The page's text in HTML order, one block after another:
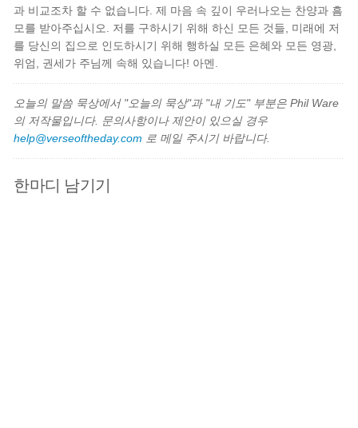
과 비교조차 할 수 없습니다. 제 마음 속 깊이 우러나오는 찬양과 흠
모를 받아주십시오. 저를 구하시기 위해 하신 모든 것들, 미래에 저
를 당신의 집으로 인도하시기 위해 행하실 모든 은혜와 모든 영광,
위엄, 권세가 주님께 속해 있습니다! 아멘.
오늘의 말씀 묵상에서 "오늘의 묵상"과 "내 기도" 부분은 Phil Ware
의 저작물입니다. 문의사항이나 제안이 있으실 경우
help@verseoftheday.com 로 메일 주시기 바랍니다.
한마디 남기기